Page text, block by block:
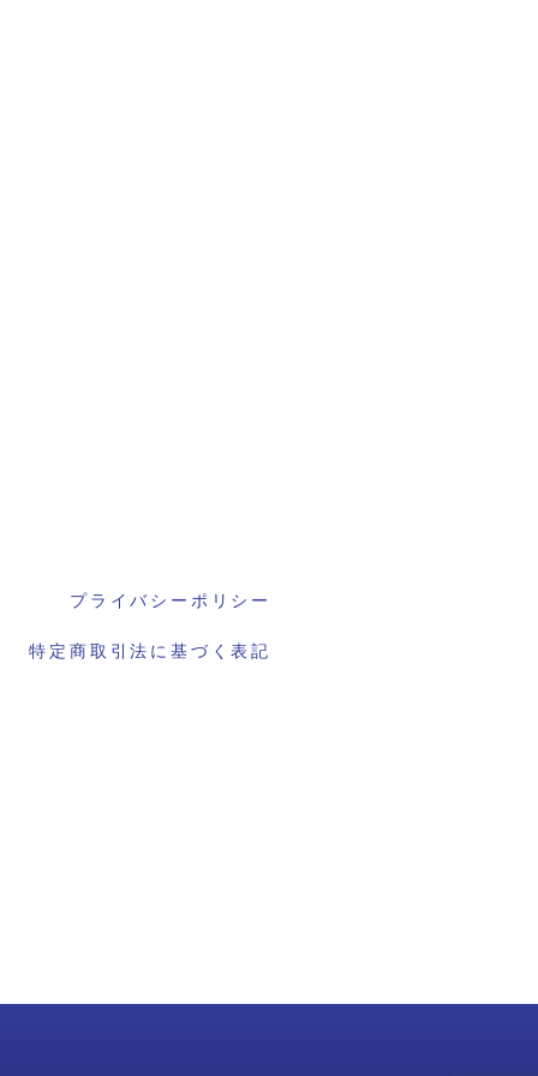
プライバシーポリシー
特定商取引法に基づく表記